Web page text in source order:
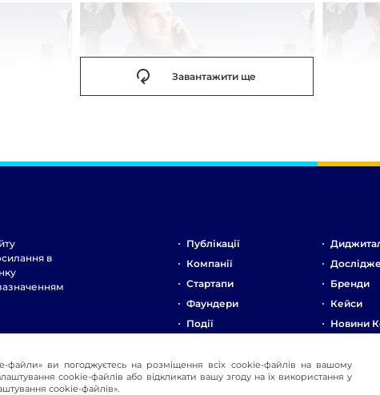
Завантажити ще
в
Публікації
Компанії
Стартапи
Фаундери
Події
Бренди
Кейси
Новини
Стартапи
файли» ви погоджуєтесь на розміщення всіх cookie-файлів на вашому
cookie-файлів або відкликати вашу згоду на їх використання у
cookie-файлів».